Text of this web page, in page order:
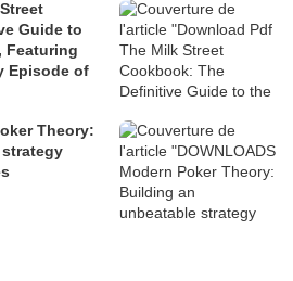
Guide to
Featuring
Episode of
Theory: